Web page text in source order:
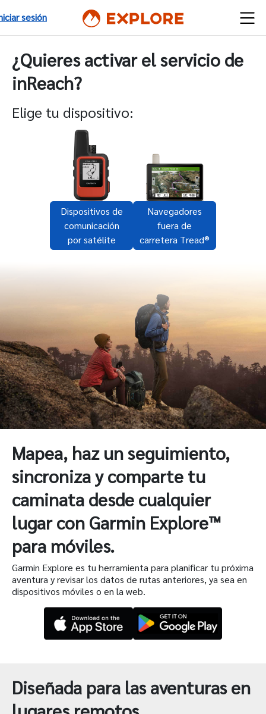
sesión
¿Quieres activar el servicio de
inReach?
Elige tu dispositivo:
Dispositivos de
comunicación
por satélite
Navegadores
fuera de
carretera Tread®
Diseñada para las aventuras en
Mapea, haz un seguimiento,
sincroniza y comparte tu
caminata desde cualquier
lugar con Garmin Explore™
para móviles.
Garmin Explore es tu herramienta para planificar tu próxima
aventura y revisar los datos de rutas anteriores, ya sea en
dispositivos móviles o en la web.